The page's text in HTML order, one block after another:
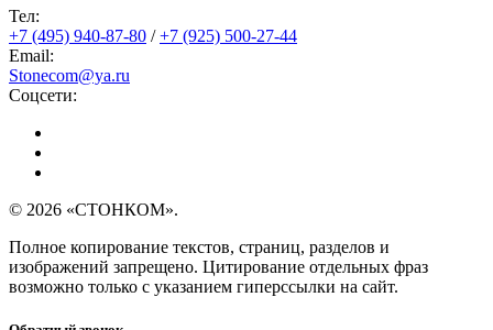
Тел:
+7 (495) 940-87-80 /+7 (925) 500-27-44
Email:
Stonecom@ya.ru
Соцсети:
© 2026 «СТОНКОМ».
Полное копирование текстов, страниц, разделов и
изображений запрещено. Цитирование отдельных фраз
возможно только с указанием гиперссылки на сайт.